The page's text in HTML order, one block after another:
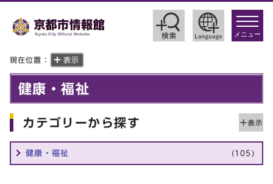
toggle
メニュー
現在位置： 表示
健康・福祉
カテゴリーから探す
健康・福祉 (105)